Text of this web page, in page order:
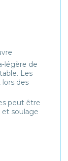
légère de
Les
des
peut être
et soulage